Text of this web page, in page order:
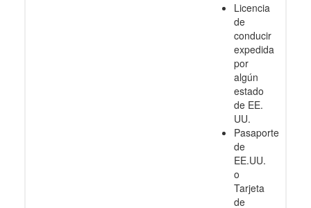
Licencia
de
conducir
expedida
por
algún
estado
de EE.
UU.
Pasaporte
de
EE.UU.
o
Tarjeta
de